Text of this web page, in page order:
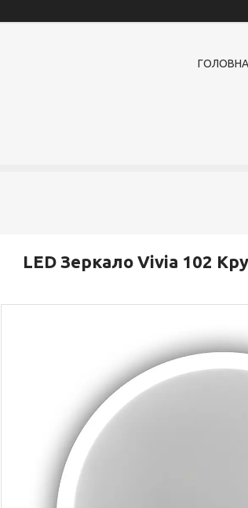
ГОЛОВНА
LED Зеркало Vivia 102